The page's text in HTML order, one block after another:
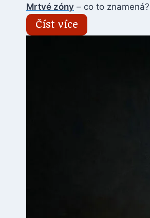
Mrtvé zóny – co to
Číst více